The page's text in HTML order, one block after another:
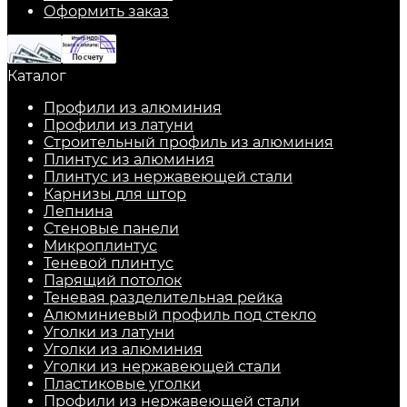
Оформить заказ
Каталог
Профили из алюминия
Профили из латуни
Строительный профиль из алюминия
Плинтус из алюминия
Плинтус из нержавеющей стали
Карнизы для штор
Лепнина
Стеновые панели
Микроплинтус
Теневой плинтус
Парящий потолок
Теневая разделительная рейка
Алюминиевый профиль под стекло
Уголки из латуни
Уголки из алюминия
Уголки из нержавеющей стали
Пластиковые уголки
Профили из нержавеющей стали